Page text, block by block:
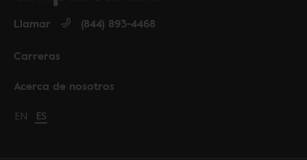
Acerca de nosotros
Carreras
Llamar (844) 893-4468
Change language to English
EN Cambiar idioma a español
ES